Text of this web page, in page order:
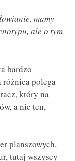
mamy
ale o tym
bardzo
różnica polega
który na
a nie ten,
planszowych,
tutaj wszyscy